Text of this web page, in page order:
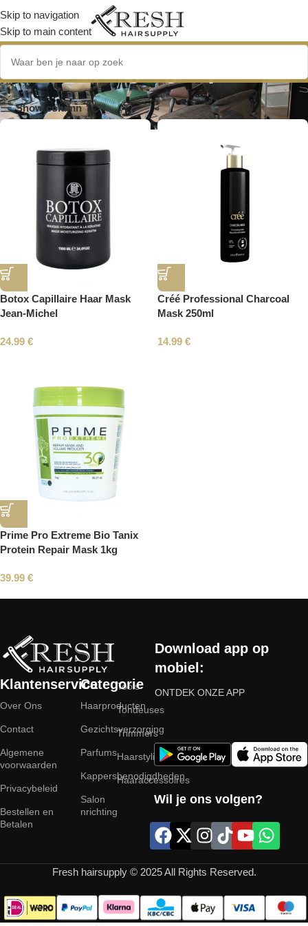
Skip to navigation
Skip to main content
huidverzorgingstips
Show column
Botox Capillaire Haar Mask
Jean-Michel
24.99 €
Créé Professional Charcoal
Mask 250ml
14.99 €
Prime Pro Extreme Bio Tanix
Protein Repair Mask 1kg
39.99 €
Klantenservice
Over Ons
Contact
Algemene
voorwaarden
Privacybeleid
Bestellen en
Betalen
Categorie
Haarproducten
Gezichtsverzorging
Parfums
Kappersbenodigdheden
Salon
nrichting
Tools
Tondeuses
Trimmers
Haarstyling
Haaraccessoires
Download app op
mobiel:
ONTDEK ONZE APP
Wil je ons volgen?
Fresh hairsupply © 2025 All Rights Reserved.